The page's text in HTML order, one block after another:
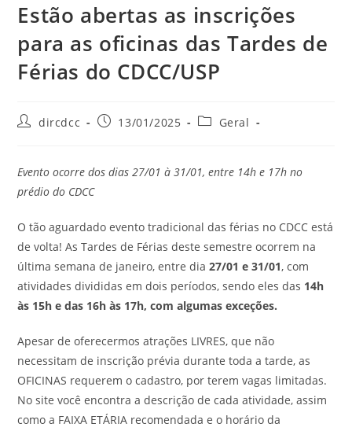
Estão abertas as inscrições
para as oficinas das Tardes de
Férias do CDCC/USP
dircdcc 13/01/2025 Geral
Evento ocorre dos dias 27/01 à 31/01, entre 14h e 17h no
prédio do CDCC
O tão aguardado evento tradicional das férias no CDCC está
de volta! As Tardes de Férias deste semestre ocorrem na
última semana de janeiro, entre dia27/01 e 31/01, com
atividades divididas em dois períodos, sendo eles das 14h
às 15h e das 16h às 17h, com algumas exceções.
Apesar de oferecermos atrações LIVRES, que não
necessitam de inscrição prévia durante toda a tarde, as
OFICINAS requerem o cadastro, por terem vagas limitadas.
No site você encontra a descrição de cada atividade, assim
como a FAIXA ETÁRIA recomendada e o horário da